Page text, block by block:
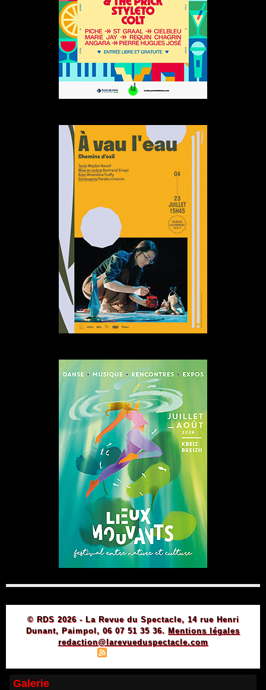
© RDS 2026 - La Revue du Spectacle, 14 rue Henri
Dunant, Paimpol, 06 07 51 35 36. Mentions légales
redaction@larevueduspectacle.com
Galerie